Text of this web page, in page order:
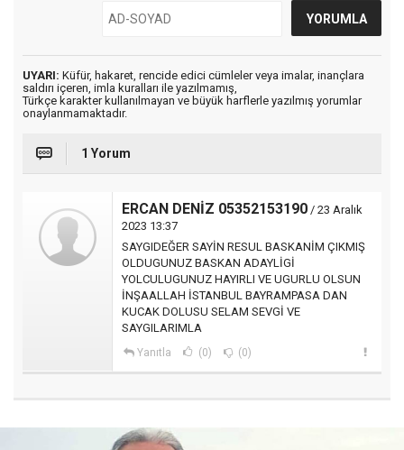
UYARI: Küfür, hakaret, rencide edici cümleler veya imalar, inançlara
saldırı içeren, imla kuralları ile yazılmamış,
Türkçe karakter kullanılmayan ve büyük harflerle yazılmış yorumlar
onaylanmamaktadır.
1 Yorum
ERCAN DENİZ 05352153190 / 23 Aralık
2023 13:37
SAYGIDEĞER SAYİN RESUL BASKANİM ÇIKMIŞ
OLDUGUNUZ BASKAN ADAYLİGİ
YOLCULUGUNUZ HAYIRLI VE UGURLU OLSUN
İNŞAALLAH İSTANBUL BAYRAMPASA DAN
KUCAK DOLUSU SELAM SEVGİ VE
SAYGILARIMLA
Yanıtla (0) (0)